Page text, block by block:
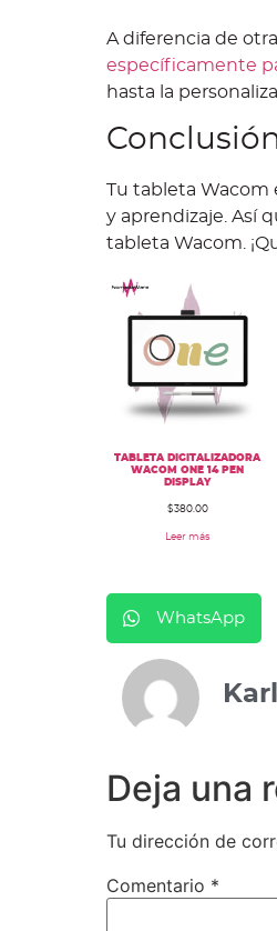
A diferencia de
específicamente
hasta la
Tu tableta Wacom
y aprendizaje. Así
tableta Wacom.
TABLETA DIGITALIZADORA
WACOM ONE 14 PEN
DISPLAY
$380.00
Leer más
WhatsApp
Deja una
Tu dirección de
Comentario *